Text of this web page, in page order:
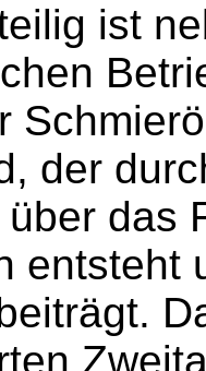
ist
der
das
entsteht